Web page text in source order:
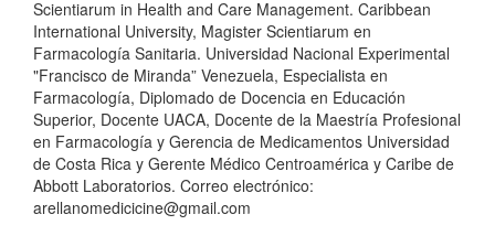
Scientiarum in Health and Care Management. Caribbean
International University, Magister Scientiarum en
Farmacología Sanitaria. Universidad Nacional Experimental
"Francisco de Miranda” Venezuela, Especialista en
Farmacología, Diplomado de Docencia en Educación
Superior, Docente UACA, Docente de la Maestría Profesional
en Farmacología y Gerencia de Medicamentos Universidad
de Costa Rica y Gerente Médico Centroamérica y Caribe de
Abbott Laboratorios. Correo electrónico:
arellanomedicicine@gmail.com